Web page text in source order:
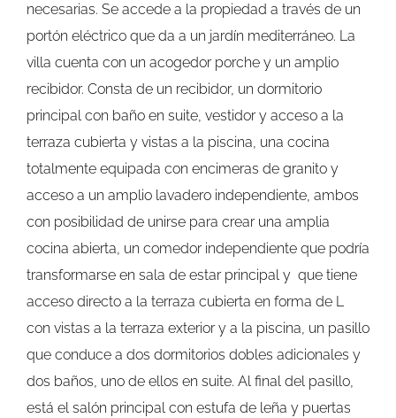
necesarias. Se accede a la propiedad a través de un
portón eléctrico que da a un jardín mediterráneo. La
villa cuenta con un acogedor porche y un amplio
recibidor. Consta de un recibidor, un dormitorio
principal con baño en suite, vestidor y acceso a la
terraza cubierta y vistas a la piscina, una cocina
totalmente equipada con encimeras de granito y
acceso a un amplio lavadero independiente, ambos
con posibilidad de unirse para crear una amplia
cocina abierta, un comedor independiente que podría
transformarse en sala de estar principal y que tiene
acceso directo a la terraza cubierta en forma de L
con vistas a la terraza exterior y a la piscina, un pasillo
que conduce a dos dormitorios dobles adicionales y
dos baños, uno de ellos en suite. Al final del pasillo,
está el salón principal con estufa de leña y puertas